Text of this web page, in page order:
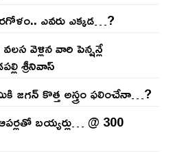
ఎవ‌రు ఎక్క‌డ‌…?
వెళ్లిన వారి పెన్ష‌న్లే
శ్రీనివాస్
కొత్త అస్త్రం ఫ‌లించేనా…?
బ‌య్య‌ర్లు… @ 300